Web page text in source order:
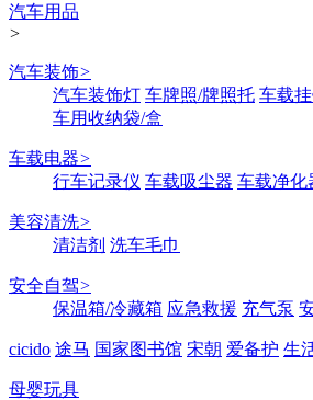
汽车用品
>
汽车装饰>
汽车装饰灯 车牌照/牌照托 车载
车用收纳袋/盒
车载电器>
行车记录仪 车载吸尘器 车载净化
美容清洗>
清洁剂 洗车毛巾
安全自驾>
保温箱/冷藏箱 应急救援 充气泵
cicido 途马 国家图书馆 宋朝 爱备护 生
母婴玩具